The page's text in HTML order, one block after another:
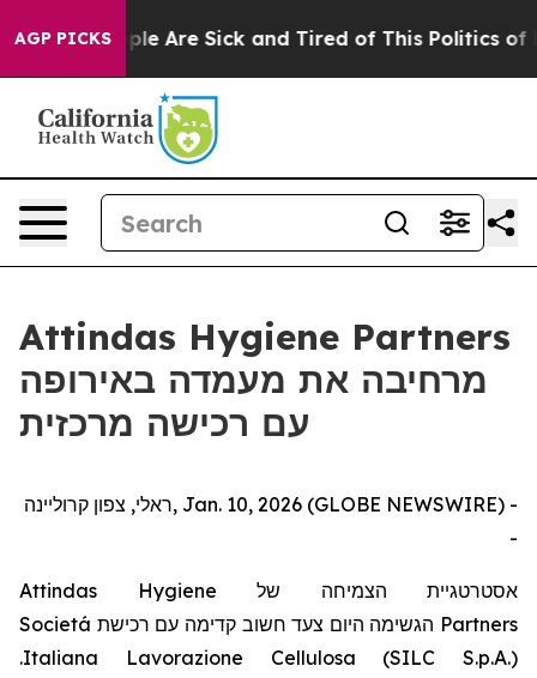
AGP PICKS
“People Are Sick and Tired of This Politics of
Attindas Hygiene Partners
מרחיבה את מעמדה באירופה
עם רכישה מרכזית
ראלי, צפון קרוליינה, Jan. 10, 2026 (GLOBE NEWSWIRE) -
-
אסטרטגיית הצמיחה של Attindas Hygiene
Partners הגשימה היום צעד חשוב קדימה עם רכישת Societá
Italiana Lavorazione Cellulosa (SILC S.p.A.)
.